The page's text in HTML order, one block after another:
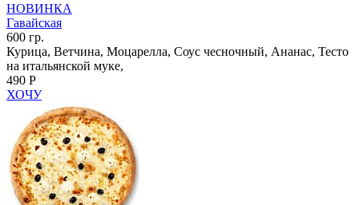
НОВИНКА
Гавайская
600 гр.
Курица, Ветчина, Моцарелла, Соус чесночный, Ананас, Тесто
на итальянской муке,
490 Р
ХОЧУ